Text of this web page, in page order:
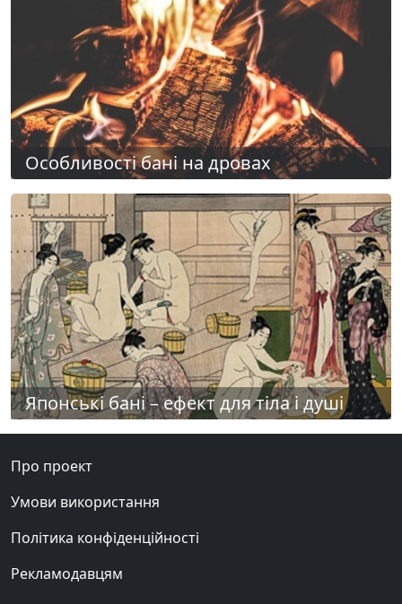
Особливості бані на дровах
Японські бані – ефект для тіла і душі
Про проект
Умови використання
Політика конфіденційності
Рекламодавцям